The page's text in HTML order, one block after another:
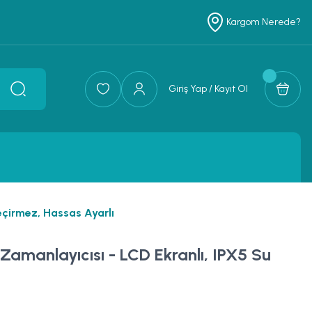
Kargom Nerede?
Giriş Yap / Kayıt Ol
Hassas Ayarlı
- LCD Ekranlı, IPX5 Su